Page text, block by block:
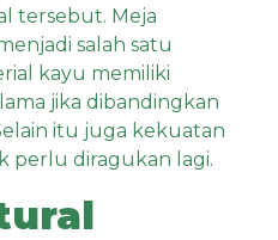
tersebut. Meja
salah satu
kayu memiliki
jika dibandingkan
itu juga kekuatan
perlu diragukan lagi.